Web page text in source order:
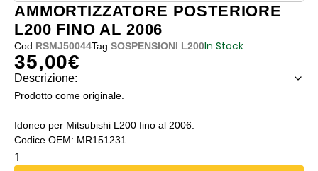
AMMORTIZZATORE POSTERIORE
L200 FINO AL 2006
Cod:RSMJ50044Tag:SOSPENSIONI L200In Stock
35,00€
Descrizione:
Prodotto come originale.
Idoneo per Mitsubishi L200 fino al 2006.
Codice OEM: MR151231
AMMORTIZZATORE